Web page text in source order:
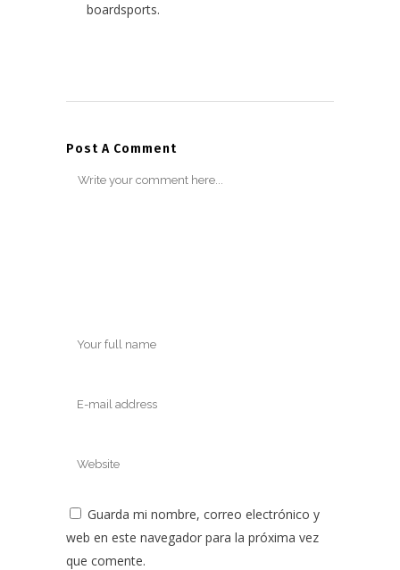
boardsports.
Post A Comment
Guarda mi nombre, correo electrónico y
web en este navegador para la próxima vez
que comente.